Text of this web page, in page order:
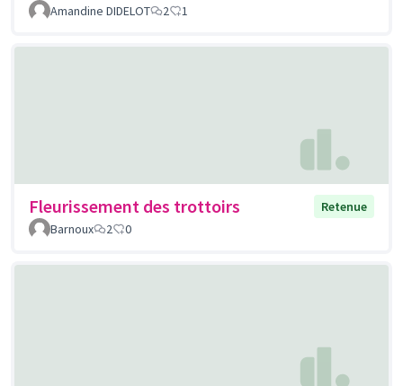
Amandine DIDELOT 2 1
Fleurissement des trottoirs
Retenue
Barnoux
2 0